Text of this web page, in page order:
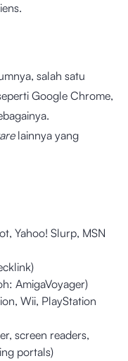
salah satu
Google Chrome,
lainnya yang
Yahoo! Slurp, MSN
AmigaVoyager)
Wii, PlayStation
screen readers,
portals)